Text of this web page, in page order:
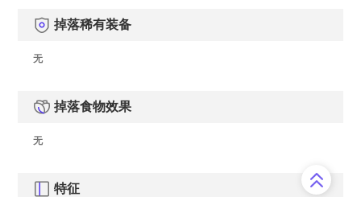
掉落稀有装备
无
掉落食物效果
无
特征